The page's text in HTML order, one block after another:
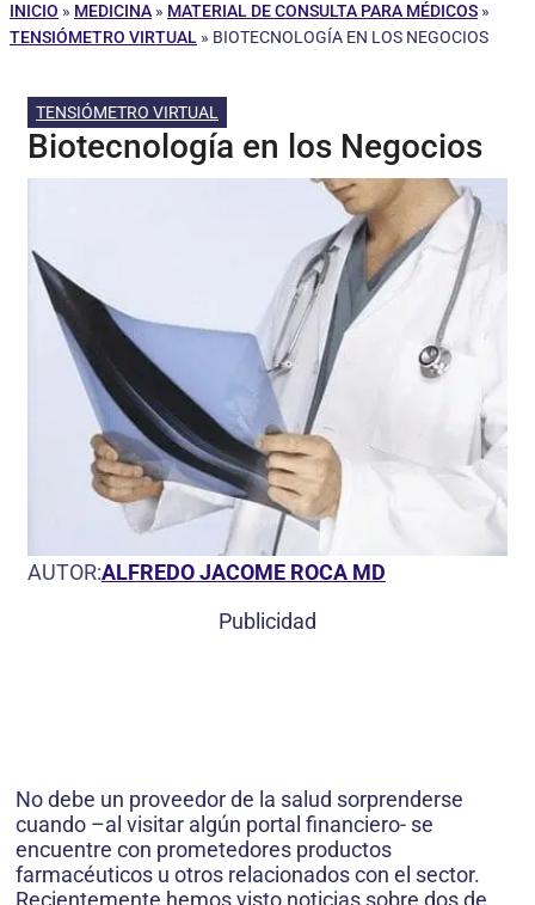
INICIO » MEDICINA » MATERIAL DE CONSULTA PARA MÉDICOS »
TENSIÓMETRO VIRTUAL » BIOTECNOLOGÍA EN LOS NEGOCIOS
TENSIÓMETRO VIRTUAL
Biotecnología en los Negocios
AUTOR:ALFREDO JACOME ROCA MD
Publicidad
No debe un proveedor de la salud sorprenderse
cuando –al visitar algún portal financiero- se
encuentre con prometedores productos
farmacéuticos u otros relacionados con el sector.
Recientemente hemos visto noticias sobre dos de